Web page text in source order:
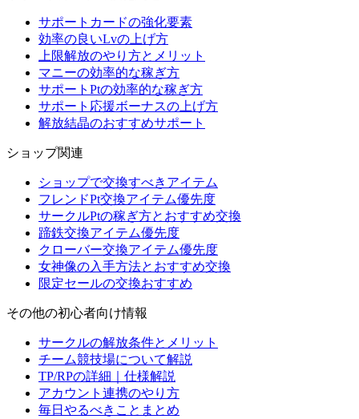
サポートカードの強化要素
効率の良いLvの上げ方
上限解放のやり方とメリット
マニーの効率的な稼ぎ方
サポートPtの効率的な稼ぎ方
サポート応援ボーナスの上げ方
解放結晶のおすすめサポート
ショップ関連
ショップで交換すべきアイテム
フレンドPt交換アイテム優先度
サークルPtの稼ぎ方とおすすめ交換
蹄鉄交換アイテム優先度
クローバー交換アイテム優先度
女神像の入手方法とおすすめ交換
限定セールの交換おすすめ
その他の初心者向け情報
サークルの解放条件とメリット
チーム競技場について解説
TP/RPの詳細｜仕様解説
アカウント連携のやり方
毎日やるべきことまとめ